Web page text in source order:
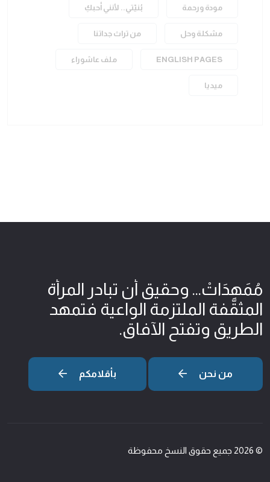
مودة ورحمة بُنيّتي.. لأنني أحبكِ
مشكلة وحل من تراث جداتنا
ENGLISH PAGES ملف عاشوراء
ميديا
مُمَهِدَاتْ... وحقيق أن تبادر المرأة
المثقّفة الملتزمة الواعية فتمهد
الطريق وتفتح الآفاق.
من نحن بأقلامكم
© 2026 جميع حقوق النسخ محفوظة